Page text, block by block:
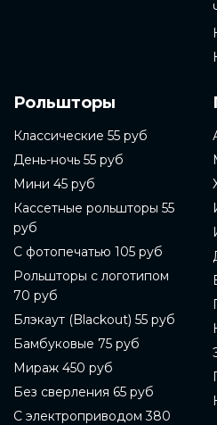
Рольшторы
Классические 55 руб
День-ночь 55 руб
Мини 45 руб
Кассетные рольшторы 55
руб
С фотопечатью 105 руб
Рольшторы с логотипом
70 руб
Блэкаут (Blackout) 55 руб
Бамбуковые 75 руб
Мираж 450 руб
Без сверления 65 руб
С электроприводом 380